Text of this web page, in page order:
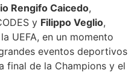
Rengifo Caicedo,
y Filippo Veglio,
UEFA, en un momento
eventos deportivos
final de la Champions y el